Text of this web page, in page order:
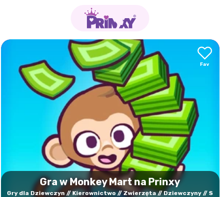
Gra w Monkey Mart na Prinxy
Gry dla Dziewczyn Kierownictwo Zwierzęta Dziewczyny
S